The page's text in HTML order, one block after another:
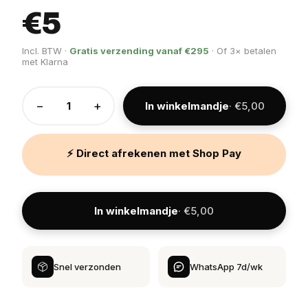
€5
Incl. BTW · Gratis verzending vanaf €295 · Of 3× betalen
met Klarna
− + In winkelmandje· €5,00
⚡ Direct afrekenen met Shop Pay
In winkelmandje· €5,00
Snel verzonden WhatsApp 7d/wk